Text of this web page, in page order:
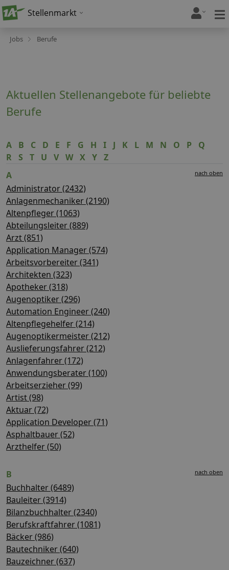
Stellenmarkt
Jobs Berufe
Aktuellen Stellenangebote für beliebte
Berufe
A B C D E F G H I J K L M N O P
Q
R
S T U V W X Y Z
A
nach oben
Administrator (2432)
Anlagenmechaniker (2190)
Altenpfleger (1063)
Abteilungsleiter (889)
Arzt (851)
Application Manager (574)
Arbeitsvorbereiter (341)
Architekten (323)
Apotheker (318)
Augenoptiker (296)
Automation Engineer (240)
Altenpflegehelfer (214)
Augenoptikermeister (212)
Auslieferungsfahrer (212)
Anlagenfahrer (172)
Anwendungsberater (100)
Arbeitserzieher (99)
Artist (98)
Aktuar (72)
Application Developer (71)
Asphaltbauer (52)
Arzthelfer (50)
B nach oben
Buchhalter (6489)
Bauleiter (3914)
Bilanzbuchhalter (2340)
Berufskraftfahrer (1081)
Bäcker (986)
Bautechniker (640)
Bauzeichner (637)